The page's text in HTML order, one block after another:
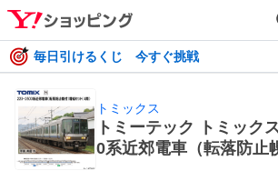
毎日引けるくじ 今すぐ挑戦
トミックス
トミーテック トミック
0系近郊電車（転落防止